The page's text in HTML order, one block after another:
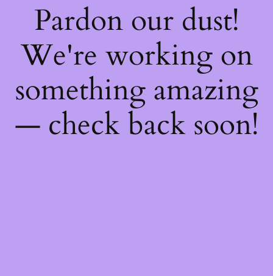
Pardon our dust!
We're working on
something amazing
— check back soon!